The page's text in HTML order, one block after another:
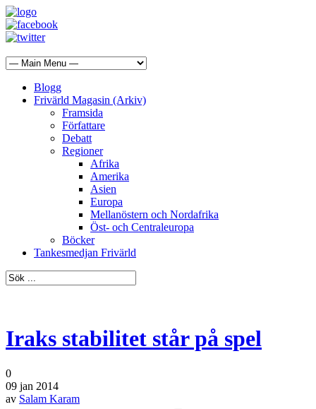
Blogg
Frivärld Magasin (Arkiv)
Framsida
Författare
Debatt
Regioner
Afrika
Amerika
Asien
Europa
Mellanöstern och Nordafrika
Öst- och Centraleuropa
Böcker
Tankesmedjan Frivärld
Iraks stabilitet står på spel
0
09 jan 2014
av Salam Karam